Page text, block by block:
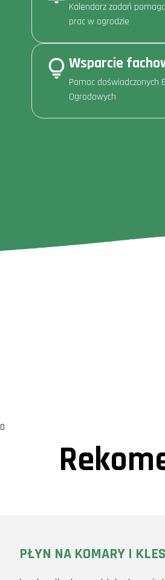
Kalendarz zadań
prac w ogrodzie
Wsparcie
Pomoc doświadczonych
Ogrodowych
0
PŁYN NA KOMARY I